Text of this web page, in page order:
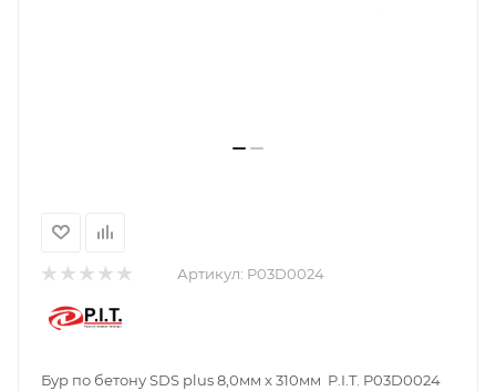
Артикул: P03D0024
Бур по бетону SDS plus 8,0мм x 310мм P.I.T. P03D0024